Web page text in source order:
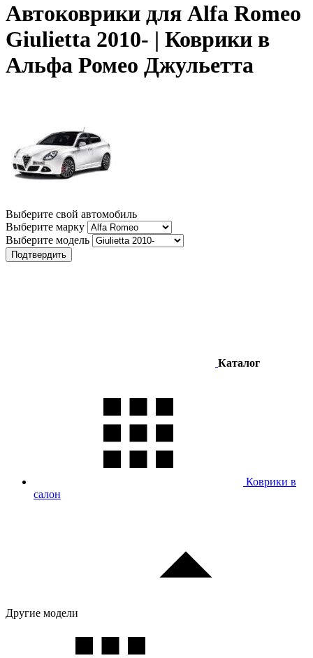
Автоковрики для Alfa Romeo
Giulietta 2010- | Коврики в
Альфа Ромео Джульетта
Выберите свой автомобиль
Выберите марку
Выберите модель
Подтвердить
Каталог
Коврики в
салон
Другие модели